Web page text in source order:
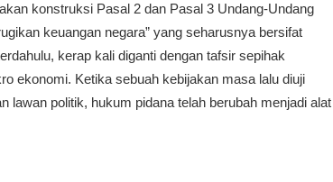
konstruksi Pasal 2 dan Pasal 3 Undang-Undang
keuangan negara” yang seharusnya bersifat
kerap kali diganti dengan tafsir sepihak
ekonomi. Ketika sebuah kebijakan masa lalu diuji
politik, hukum pidana telah berubah menjadi alat